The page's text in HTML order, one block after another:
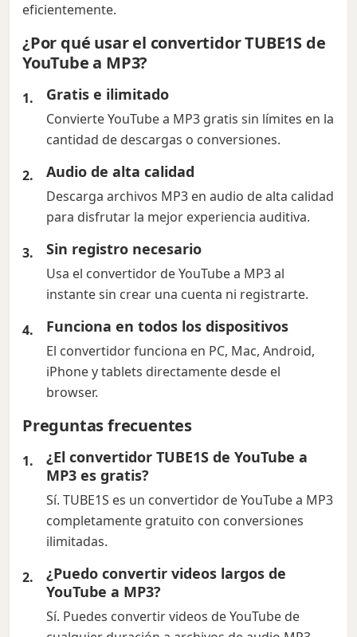
eficientemente.
¿Por qué usar el convertidor TUBE1S de
YouTube a MP3?
Gratis e ilimitado
Convierte YouTube a MP3 gratis sin límites en la
cantidad de descargas o conversiones.
Audio de alta calidad
Descarga archivos MP3 en audio de alta calidad
para disfrutar la mejor experiencia auditiva.
Sin registro necesario
Usa el convertidor de YouTube a MP3 al
instante sin crear una cuenta ni registrarte.
Funciona en todos los dispositivos
El convertidor funciona en PC, Mac, Android,
iPhone y tablets directamente desde el
browser.
Preguntas frecuentes
¿El convertidor TUBE1S de YouTube a
MP3 es gratis?
Sí. TUBE1S es un convertidor de YouTube a MP3
completamente gratuito con conversiones
ilimitadas.
¿Puedo convertir videos largos de
YouTube a MP3?
Sí. Puedes convertir videos de YouTube de